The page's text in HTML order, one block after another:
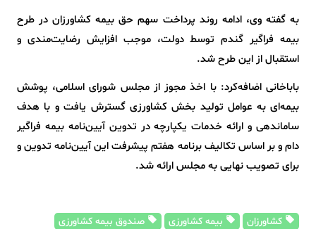
به گفته وی، ادامه روند پرداخت سهم حق بیمه کشاورزان در طرح
بیمه فراگیر گندم توسط دولت، موجب افزایش رضایت‌مندی و
استقبال از این طرح شد.
باباخانی اضافه‌کرد: با اخذ مجوز از مجلس شورای اسلامی، پوشش
بیمه‌ای به عوامل تولید بخش کشاورزی گسترش یافت و با هدف
ساماندهی و ارائه خدمات یکپارچه در تدوین آیین‌نامه بیمه فراگیر
دام و بر اساس تکالیف برنامه هفتم پیشرفت این آیین‌نامه تدوین و
برای تصویب نهایی به مجلس ارائه شد.
کشاورزان بیمه کشاورزی
صندوق بیمه کشاورزی